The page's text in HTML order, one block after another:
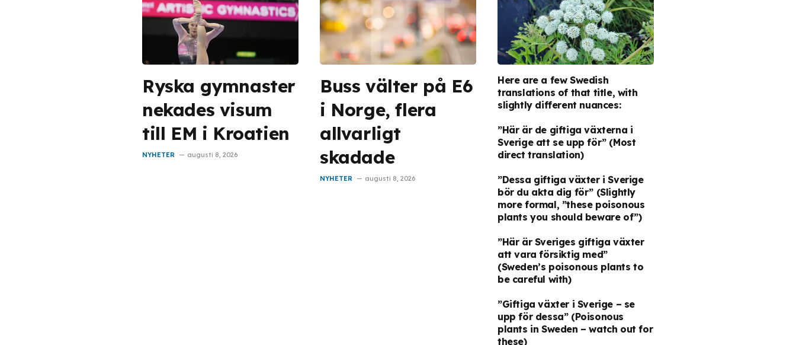
Ryska gymnaster
nekades visum
till EM i Kroatien
NYHETER augusti 8, 2026
Buss välter på E6
i Norge, flera
allvarligt
skadade
NYHETER augusti 8, 2026
Here are a few Swedish
translations of that title, with
slightly different nuances:
”Här är de giftiga växterna i
Sverige att se upp för”(Most
direct translation)
”Dessa giftiga växter i Sverige
bör du akta dig för” (Slightly
more formal, ”these poisonous
plants you should beware of”)
”Här är Sveriges giftiga växter
att vara försiktig med”
(Sweden’s poisonous plants to
be careful with)
”Giftiga växter i Sverige – se
upp för dessa”(Poisonous
plants in Sweden – watch out for
these)